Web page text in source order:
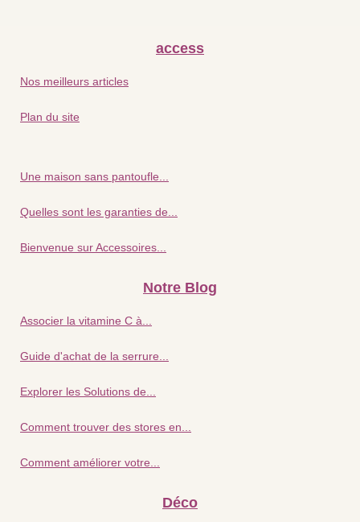
access
Nos meilleurs articles
Plan du site
Une maison sans pantoufle...
Quelles sont les garanties de...
Bienvenue sur Accessoires...
Notre Blog
Associer la vitamine C à...
Guide d'achat de la serrure...
Explorer les Solutions de...
Comment trouver des stores en...
Comment améliorer votre...
Déco